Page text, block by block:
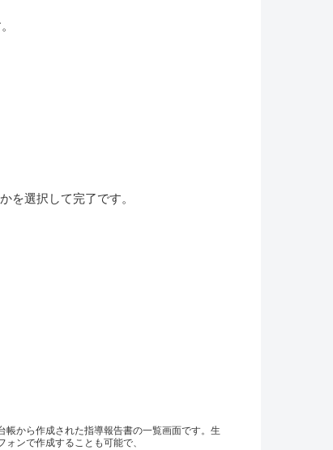
選択して完了です。
から作成された指導報告書の一覧画面です。生
ンで作成することも可能で、